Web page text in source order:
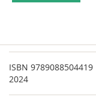
ISBN 9789088504419
2024